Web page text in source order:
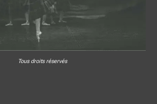
Tous droits réservés